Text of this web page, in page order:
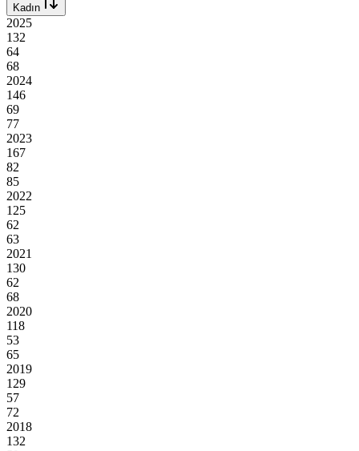
Kadın
2025
132
64
68
2024
146
69
77
2023
167
82
85
2022
125
62
63
2021
130
62
68
2020
118
53
65
2019
129
57
72
2018
132